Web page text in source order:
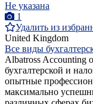
Не указана
1
Удалить из
United Kingdom
Все виды
Albatross Accounting
бухгалтерской и
опытные
максимально